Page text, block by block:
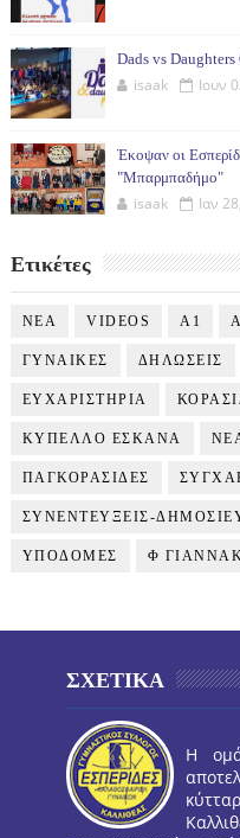
Dads vs
isaak Ιουν
Έκοψαν οι
"Μπαρμπαδήμο"
isaak Ιαν
Ετικέτες
NEA VIDEOS Α1
ΓΥΝΑΙΚΕΣ ΔΗΛΩΣΕΙΣ
ΕΥΧΑΡΙΣΤΗΡΙΑ
ΚΥΠΕΛΛΟ ΕΣΚΑΝΑ
ΠΑΓΚΟΡΑΣΙΔΕΣ
ΣΥΝΕΝΤΕΥΞΕΙΣ-
ΥΠΟΔΟΜΕΣ Φ
ΣΧΕΤΙΚΑ
Η